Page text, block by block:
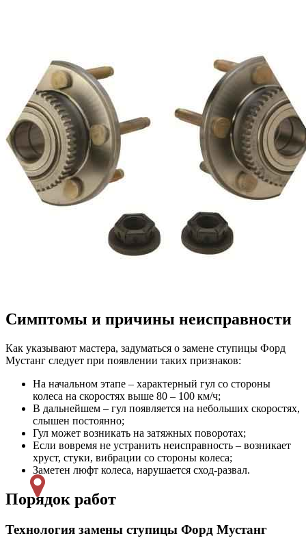
Симптомы и причины неисправности
Как указывают мастера, задуматься о замене ступицы Форд
Мустанг следует при появлении таких признаков:
На начальном этапе – характерный гул со стороны
колеса на скоростях выше 80 – 100 км/ч;
В дальнейшем – гул появляется на небольших скоростях,
слышен постоянно;
Гул может возникать на затяжных поворотах;
Если вовремя не устранить неисправность – возникает
хруст, стуки, вибрации со стороны колеса;
Заметен люфт колеса, нарушается сход-развал.
Порядок работ
Технология замены ступицы Форд Мустанг